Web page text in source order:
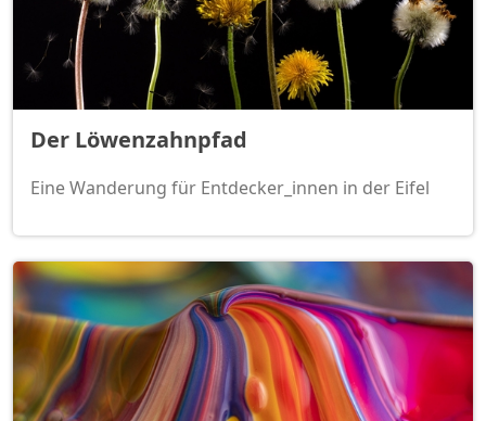
Der Löwenzahnpfad
Eine Wanderung für Entdecker_innen in der Eifel